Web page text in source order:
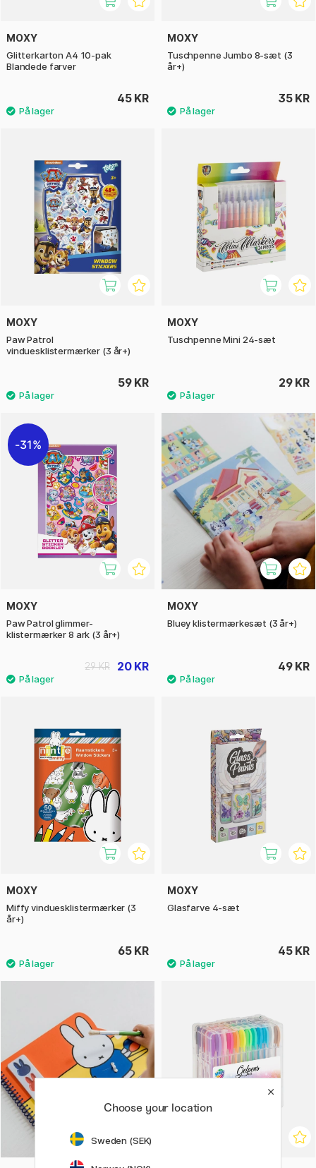
MOXY
Glitterkarton A4 10-pak
Blandede farver
45 KR
MOXY
Tuschpenne Jumbo 8-sæt (3
år+)
35 KR
MOXY
Paw Patrol
vinduesklistermærker (3 år+)
59 KR
MOXY
Tuschpenne Mini 24-sæt
29 KR
31%
MOXY
Paw Patrol glimmer-
klistermærker 8 ark (3 år+)
20 KR
29 KR
MOXY
Bluey klistermærkesæt (3 år+)
49 KR
MOXY
Miffy vinduesklistermærker (3
år+)
65 KR
MOXY
Glasfarve 4-sæt
45 KR
Choose your location
Sweden (SEK)